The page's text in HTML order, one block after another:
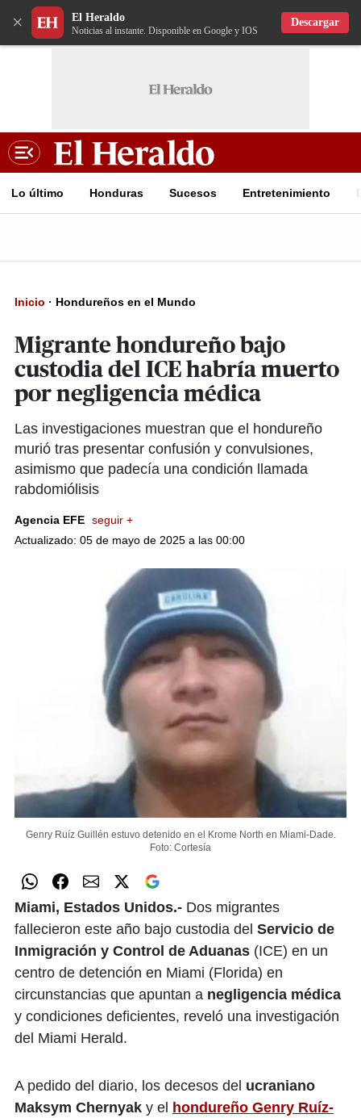
× El Heraldo
Noticias al instante. Disponible en Google y IOS
Descargar
Lo último Honduras Sucesos Entretenimiento
Inicio · Hondureños en el Mundo
Migrante hondureño bajo
custodia del ICE habría muerto
por negligencia médica
Las investigaciones muestran que el hondureño
murió tras presentar confusión y convulsiones,
asimismo que padecía una condición llamada
rabdomiólisis
Agencia EFE seguir +
Actualizado: 05 de mayo de 2025 a las 00:00
Genry Ruíz Guillén estuvo detenido en el Krome North en Miami-Dade.
Foto: Cortesía
Miami, Estados Unidos.- Dos migrantes
fallecieron este año bajo custodia del Servicio de
Inmigración y Control de Aduanas (ICE) en un
centro de detención en Miami (Florida) en
circunstancias que apuntan a negligencia médica
y condiciones deficientes, reveló una investigación
del Miami Herald.
A pedido del diario, los decesos del ucraniano
Maksym Chernyak y el hondureño Genry Ruíz-